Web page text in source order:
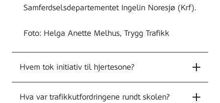
Samferdselsdepartementet Ingelin Noresjø (Krf).
Foto: Helga Anette Melhus, Trygg Trafikk
Hvem tok initiativ til hjertesone?
Hva var trafikkutfordringene rundt skolen?